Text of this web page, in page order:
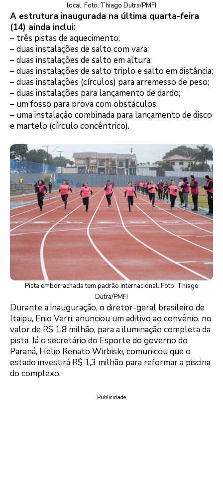
local. Foto: Thiago Dutra/PMFI
A estrutura inaugurada na última quarta-feira
(14) ainda inclui:
– três pistas de aquecimento;
– duas instalações de salto com vara;
– duas instalações de salto em altura;
– duas instalações de salto triplo e salto em distância;
– duas instalações (círculos) para arremesso de peso;
– duas instalações para lançamento de dardo;
– um fosso para prova com obstáculos;
– uma instalação combinada para lançamento de disco
e martelo (círculo concêntrico).
Pista emborrachada tem padrão internacional. Foto: Thiago
Dutra/PMFI
Durante a inauguração, o diretor-geral brasileiro de
Itaipu, Enio Verri, anunciou um aditivo ao convênio, no
valor de R$ 1,8 milhão, para a iluminação completa da
pista. Já o secretário do Esporte do governo do
Paraná, Helio Renato Wirbiski, comunicou que o
estado investirá R$ 1,3 milhão para reformar a piscina
do complexo.
Publicidade